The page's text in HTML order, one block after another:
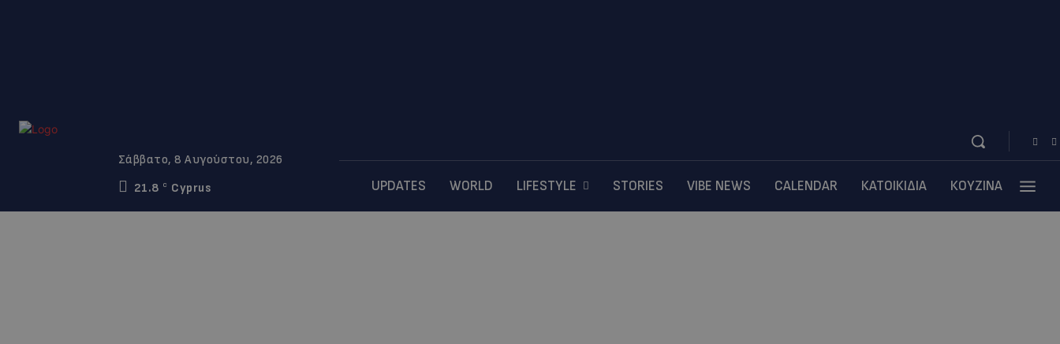
Σάββατο, 8 Αυγούστου, 2026
21.8
C Cyprus UPDATES WORLD LIFESTYLE STORIES VIBE NEWS CALENDAR ΚΑΤΟΙΚΙΔΙΑ ΚΟΥΖΙΝΑ